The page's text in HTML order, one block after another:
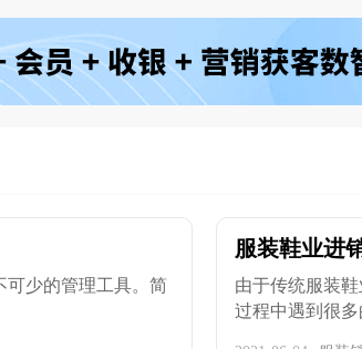
可少的管理工具。简
服装鞋业进
由于传统服装
过程中遇到很